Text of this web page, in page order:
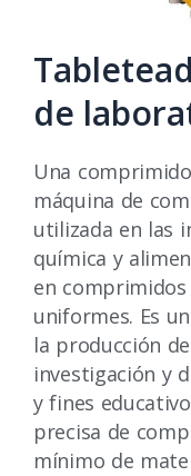
de
Una
máquina de
utilizada en las
química y
en
uniformes. Es
la producción
investigación y
y fines
precisa de
mínimo de